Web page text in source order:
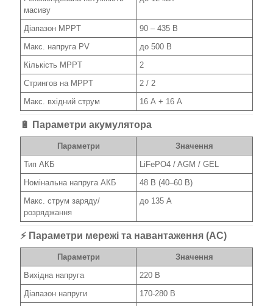
масиву
Діапазон MPPT
90 – 435 В
Макс. напруга PV
до 500 В
Кількість MPPT
2
Стрингов на MPPT
2 / 2
Макс. вхідний струм
16 А + 16 А
🔋 Параметри акумулятора
Параметри
Значення
Тип АКБ
LiFePO4 / AGM / GEL
Номінальна напруга АКБ
48 В (40–60 В)
Макс. струм заряду/
розряджання
до 135 А
⚡ Параметри мережі та навантаження (AC)
Параметри
Значення
Вихідна напруга
220 В
Діапазон напруги
170-280 В